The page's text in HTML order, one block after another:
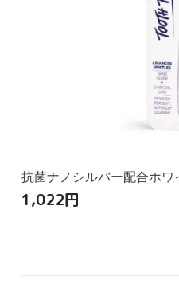
抗菌ナノシルバー配合ホワ
1,022円